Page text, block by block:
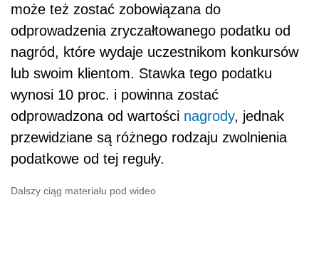
może też zostać zobowiązana do
odprowadzenia zryczałtowanego podatku od
nagród, które wydaje uczestnikom konkursów
lub swoim klientom. Stawka tego podatku
wynosi 10 proc. i powinna zostać
odprowadzona od wartości nagrody, jednak
przewidziane są różnego rodzaju zwolnienia
podatkowe od tej reguły.
Dalszy ciąg materiału pod wideo